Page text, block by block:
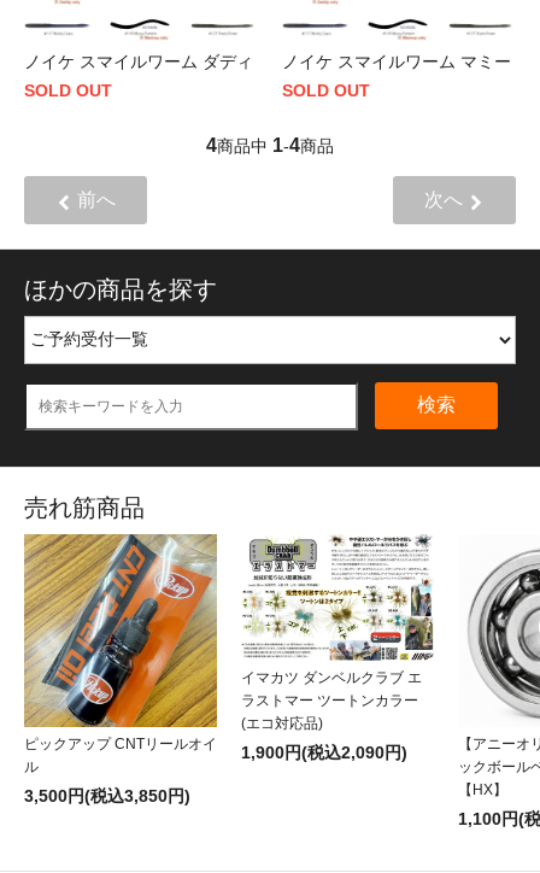
ノイケ スマイルワーム ダディ
SOLD OUT
ノイケ スマイルワーム マミー
SOLD OUT
4商品中 1-4商品
前へ 次へ
ほかの商品を探す
検索
売れ筋商品
ピックアップ CNTリールオイ
ル
3,500円(税込3,850円)
イマカツ ダンベルクラブ エ
ラストマー ツートンカラー
(エコ対応品)
1,900円(税込2,090円)
【アニーオ
ックボール
【HX】
1,100円(